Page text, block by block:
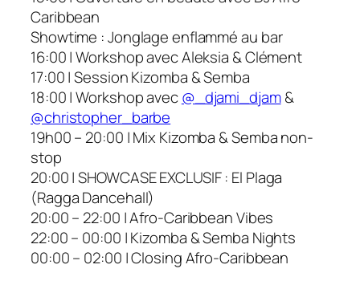
Caribbean
​Showtime : Jonglage enflammé au bar
​16:00 | Workshop avec Aleksia & Clément
​17:00 | Session Kizomba & Semba
​18:00 | Workshop avec@_djami_djam&
@christopher_barbe
​19h00 – 20:00 | Mix Kizomba & Semba non-
stop
​20:00 | SHOWCASE EXCLUSIF : El Plaga
(Ragga Dancehall)
​20:00 – 22:00 | Afro-Caribbean Vibes
​22:00 – 00:00 | Kizomba & Semba Nights
​00:00 – 02:00 | Closing Afro-Caribbean